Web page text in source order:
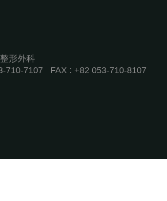
形外科
710-7107ㅤ FAX : +82 053-710-8107